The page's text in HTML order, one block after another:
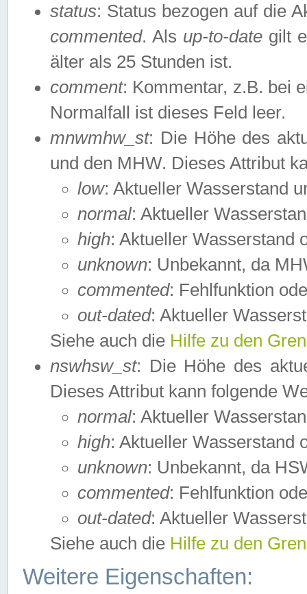
status: Status bezogen auf die
commented. Als up-to-date gilt
älter als 25 Stunden ist.
comment: Kommentar, z.B. bei
Normalfall ist dieses Feld leer.
mnwmhw_st: Die Höhe des
und den MHW. Dieses Attribut
low: Aktueller Wasserstand
normal: Aktueller
high: Aktueller Wasserstand
unknown: Unbekannt, da
commented: Fehlfunktion
out-dated: Aktueller
Siehe auch die Hilfe zu den
nswhsw_st: Die Höhe des
Dieses Attribut kann folgende
normal: Aktueller
high: Aktueller Wasserstand
unknown: Unbekannt, da
commented: Fehlfunktion
out-dated: Aktueller
Siehe auch die Hilfe zu den
Weitere Eigenschaften: